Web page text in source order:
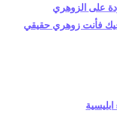
على الزوهري
فأنت زوهري حقيقي